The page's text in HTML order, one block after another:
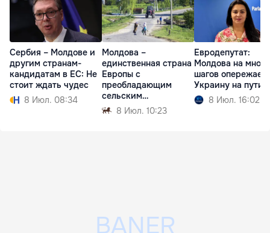
Сербия – Молдове и
другим странам-
кандидатам в ЕС: Не
стоит ждать чудес
8 Июл. 08:34
Молдова –
единственная страна
Европы с
преобладающим
сельским
населением
8 Июл. 10:23
Евродепутат:
Молдова на много
шагов опережает
Украину на пути
8 Июл. 16:02